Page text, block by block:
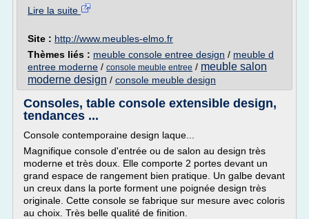
Lire la suite
Site : http://www.meubles-elmo.fr
Thèmes liés : meuble console entree design / meuble d
entree moderne / console meuble entree / meuble salon
moderne design / console meuble design
Consoles, table console extensible design,
tendances ...
Console contemporaine design laque...
Magnifique console d'entrée ou de salon au design très
moderne et très doux. Elle comporte 2 portes devant un
grand espace de rangement bien pratique. Un galbe devant
un creux dans la porte forment une poignée design très
originale. Cette console se fabrique sur mesure avec coloris
au choix. Très belle qualité de finition.